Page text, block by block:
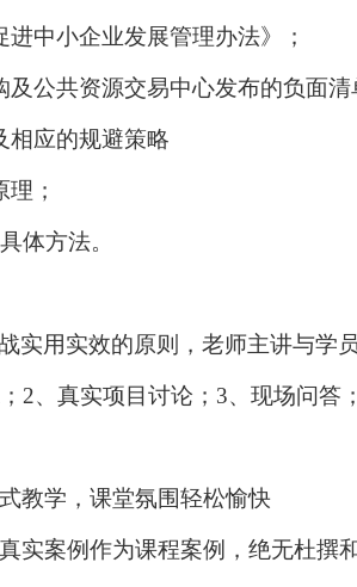
进中小企业发展管理办法》；
及公共资源交易中心发布的负面清
相应的规避策略
；
体方法。
实用实效的原则，老师主讲与学
2、真实项目讨论；3、现场问答
教学，课堂氛围轻松愉快
实案例作为课程案例，绝无杜撰